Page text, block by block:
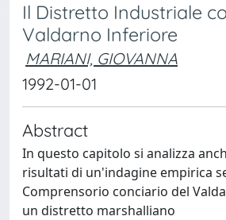
Il Distretto Industriale
Valdarno Inferiore
MARIANI, GIOVANNA
1992-01-01
Abstract
In questo capitolo si analizza
risultati di un'indagine empirica
Comprensorio conciario del
un distretto marshalliano